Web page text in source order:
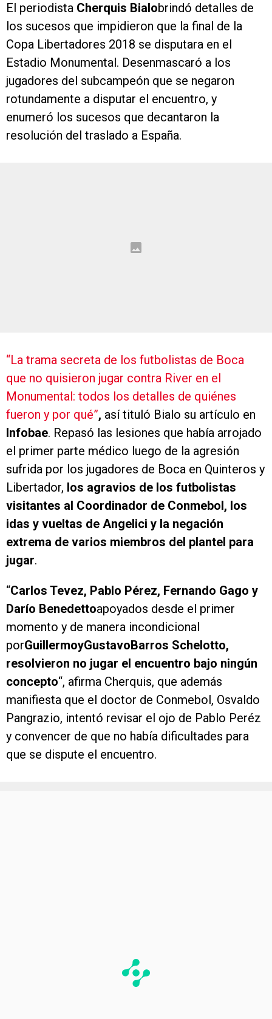
El periodista Cherquis Bialobrindó detalles de
los sucesos que impidieron que la final de la
Copa Libertadores 2018 se disputara en el
Estadio Monumental. Desenmascaró a los
jugadores del subcampeón que se negaron
rotundamente a disputar el encuentro, y
enumeró los sucesos que decantaron la
resolución del traslado a España.
“La trama secreta de los futbolistas de Boca
que no quisieron jugar contra River en el
Monumental: todos los detalles de quiénes
fueron y por qué”, así tituló Bialo su artículo en
Infobae. Repasó las lesiones que había arrojado
el primer parte médico luego de la agresión
sufrida por los jugadores de Boca en Quinteros y
Libertador, los agravios de los futbolistas
visitantes al Coordinador de Conmebol, los
idas y vueltas de Angelici y la negación
extrema de varios miembros del plantel para
jugar.
“Carlos Tevez, Pablo Pérez, Fernando Gago y
Darío Benedettoapoyados desde el primer
momento y de manera incondicional
porGuillermoyGustavoBarros Schelotto,
resolvieron no jugar el encuentro bajo ningún
concepto“, afirma Cherquis, que además
manifiesta que el doctor de Conmebol, Osvaldo
Pangrazio, intentó revisar el ojo de Pablo Peréz
y convencer de que no había dificultades para
que se dispute el encuentro.